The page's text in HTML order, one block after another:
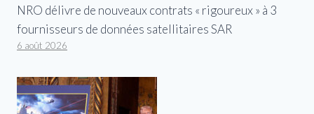
NRO délivre de nouveaux contrats « rigoureux » à 3
fournisseurs de données satellitaires SAR
6 août 2026